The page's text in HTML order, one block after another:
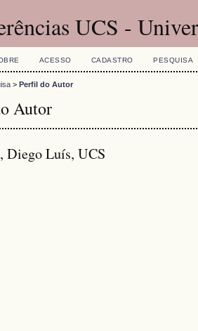
UCS -
ACESSO CADASTRO PESQUISA
> Perfil do Autor
Autor
Diego Luís, UCS